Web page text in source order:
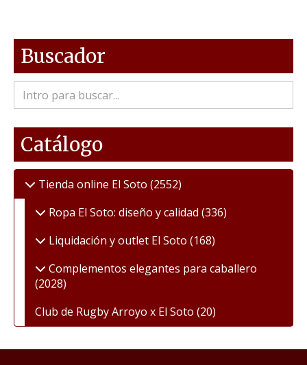
Buscador
Catálogo
Tienda online El Soto (2552)
Ropa El Soto: diseño y calidad (336)
Liquidación y outlet El Soto (168)
Complementos elegantes para caballero
(2028)
Club de Rugby Arroyo x El Soto (20)